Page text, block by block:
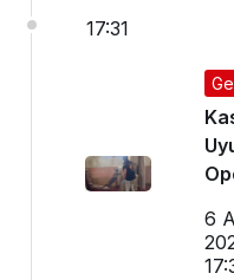
17:31
6